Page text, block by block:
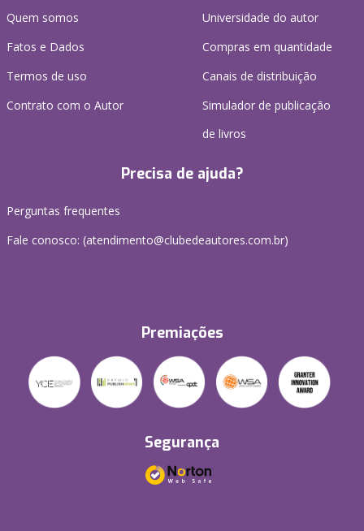
Quem somos
Fatos e Dados
Termos de uso
Contrato com o Autor
Universidade do autor
Compras em quantidade
Canais de distribuição
Simulador de publicação
de livros
Precisa de ajuda?
Perguntas frequentes
Fale conosco: (atendimento@clubedeautores.com.br)
Premiações
Segurança